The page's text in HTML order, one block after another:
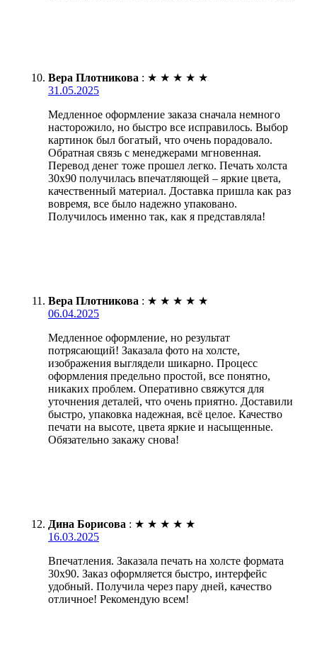
Вера Плотникова : ★ ★ ★ ★ ★
31.05.2025
Медленное оформление заказа сначала немного
насторожило, но быстро все исправилось. Выбор
картинок был богатый, что очень порадовало.
Обратная связь с менеджерами мгновенная.
Перевод денег тоже прошел легко. Печать холста
30х90 получилась впечатляющей – яркие цвета,
качественный материал. Доставка пришла как раз
вовремя, все было надежно упаковано.
Получилось именно так, как я представляла!
Вера Плотникова : ★ ★ ★ ★ ★
06.04.2025
Медленное оформление, но результат
потрясающий! Заказала фото на холсте,
изображения выглядели шикарно. Процесс
оформления предельно простой, все понятно,
никаких проблем. Оперативно свяжутся для
уточнения деталей, что очень приятно. Доставили
быстро, упаковка надежная, всё целое. Качество
печати на высоте, цвета яркие и насыщенные.
Обязательно закажу снова!
Дина Борисова : ★ ★ ★ ★ ★
16.03.2025
Впечатления. Заказала печать на холсте формата
30х90. Заказ оформляется быстро, интерфейс
удобный. Получила через пару дней, качество
отличное! Рекомендую всем!